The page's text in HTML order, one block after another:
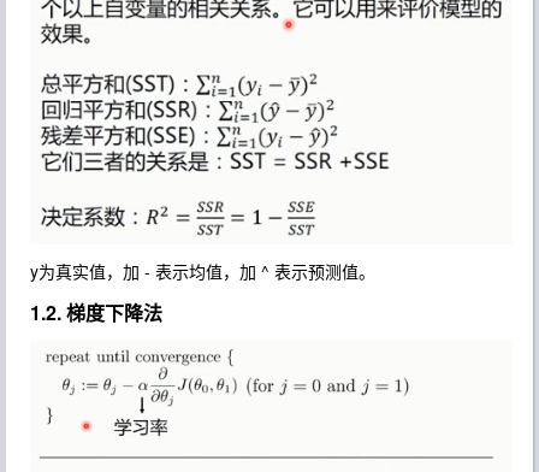
y为真实值，加 - 表示均值，加 ^ 表示预测值。
1.2. 梯度下降法